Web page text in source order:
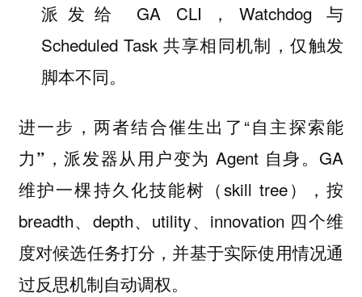
派发给 GA CLI，Watchdog 与
Scheduled Task 共享相同机制，仅触发
脚本不同。
进一步，两者结合催生出了“自主探索能
力” ，派发器从用户变为 Agent 自身。GA
维护一棵持久化技能树（skill tree），按
breadth、depth、utility、innovation 四个维
度对候选任务打分，并基于实际使用情况通
过反思机制自动调权。